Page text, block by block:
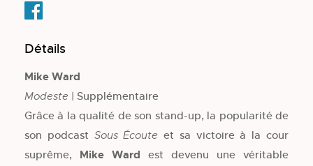
Détails
Mike Ward
Modeste | Supplémentaire
Grâce à la qualité de son stand-up, la popularité de
son podcast Sous Écoute et sa victoire à la cour
suprême, Mike Ward est devenu une véritable